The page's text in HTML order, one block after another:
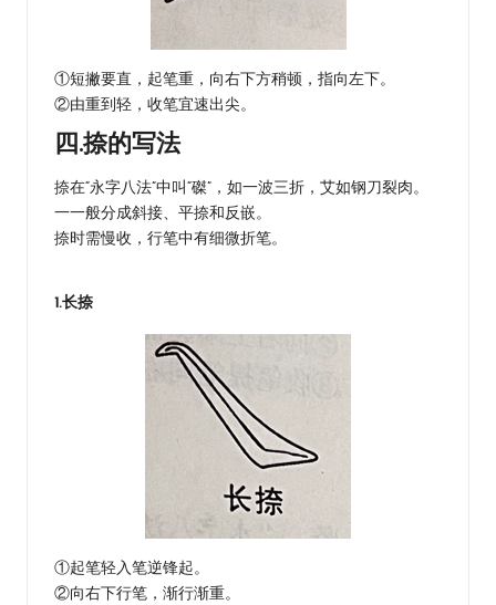
①短撇要直，起笔重，向右下方稍顿，指向左下。
②由重到轻，收笔宜速出尖。
四.捺的写法
捺在“永字八法”中叫“磔”，如一波三折，艾如钢刀裂肉。
一一般分成斜接、平捺和反嵌。
捺时需慢收，行笔中有细微折笔。
1.长捺
①起笔轻入笔逆锋起。
②向右下行笔，渐行渐重。